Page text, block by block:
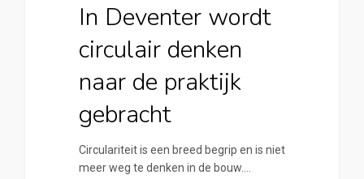
In Deventer wordt
circulair denken
naar de praktijk
gebracht
Circulariteit is een breed begrip en is niet
meer weg te denken in de bouw.…